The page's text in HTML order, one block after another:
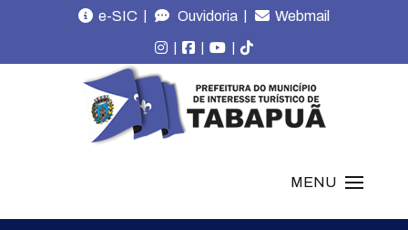
e-SIC | Ouvidoria | Webmail
| | |
MENU